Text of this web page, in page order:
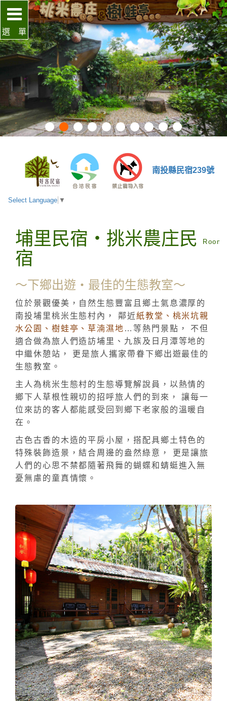
選 單
南投縣民宿239號
Select Language ▼
Room
埔里民宿‧挑米農庄民
宿
～下鄉出遊‧最佳的生態教室～
位於景觀優美，自然生態豐富且鄉土氣息濃厚的
南投埔里桃米生態村內， 鄰近紙教堂、桃米坑親
水公園、樹蛙亭、草湳濕地 …等熱門景點， 不但
適合做為旅人們造訪埔里、九族及日月潭等地的
中繼休憩站， 更是旅人攜家帶眷下鄉出遊最佳的
生態教室。
主人為桃米生態村的生態導覽解說員，以熱情的
鄉下人草根性親切的招呼旅人們的到來， 讓每一
位來訪的客人都能感受回到鄉下老家般的溫暖自
在。
古色古香的木造的平房小屋，搭配具鄉土特色的
特殊裝飾造景，結合周邊的盎然綠意， 更是讓旅
人們的心思不禁都隨著飛舞的蝴蝶和蜻蜓進入無
憂無慮的童真情懷。